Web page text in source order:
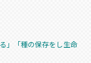
」「種の保存をし生命